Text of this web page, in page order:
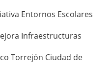
Entornos Escolares
Infraestructuras
Torrejón Ciudad de